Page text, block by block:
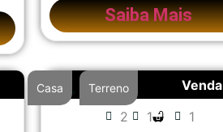
Saiba Mais
Venda
Casa , Terreno
2 1 1